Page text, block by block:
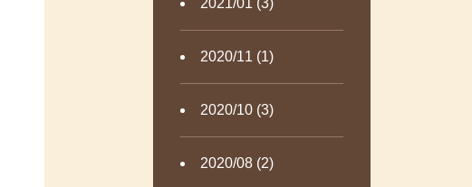
2021/01 (3)
2020/11 (1)
2020/10 (3)
2020/08 (2)